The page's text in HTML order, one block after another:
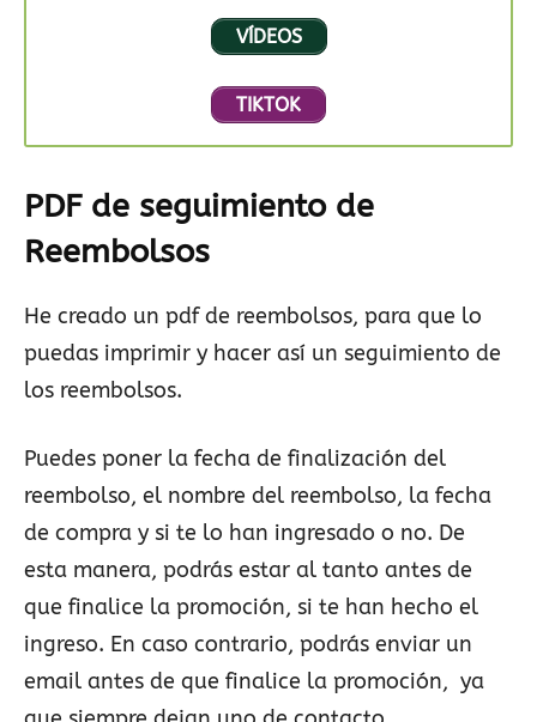
VÍDEOS
TIKTOK
PDF de seguimiento de
Reembolsos
He creado un pdf de reembolsos, para que lo
puedas imprimir y hacer así un seguimiento de
los reembolsos.
Puedes poner la fecha de finalización del
reembolso, el nombre del reembolso, la fecha
de compra y si te lo han ingresado o no. De
esta manera, podrás estar al tanto antes de
que finalice la promoción, si te han hecho el
ingreso. En caso contrario, podrás enviar un
email antes de que finalice la promoción, ya